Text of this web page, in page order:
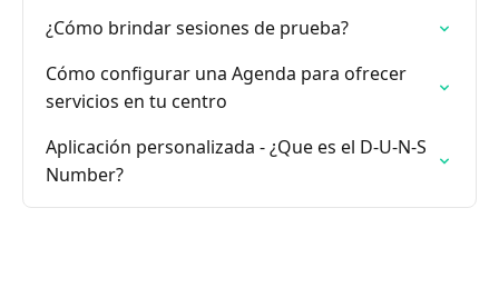
¿Cómo brindar sesiones de prueba?
Cómo configurar una Agenda para ofrecer
servicios en tu centro
Aplicación personalizada - ¿Que es el D-U-N-S
Number?